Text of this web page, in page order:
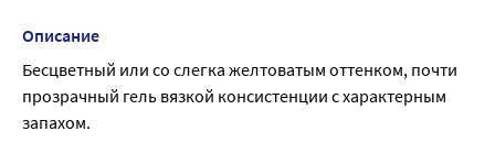
Описание
Бесцветный или со слегка желтоватым оттенком, почти
прозрачный гель вязкой консистенции с характерным
запахом.